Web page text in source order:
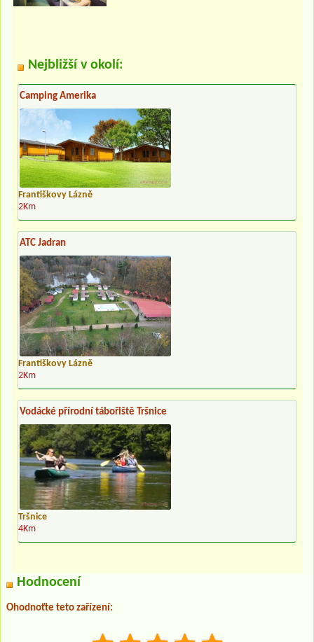
Nejbližší v okolí:
Camping Amerika
Františkovy Lázně
2Km
ATC Jadran
Františkovy Lázně
2Km
Vodácké přírodní tábořiště Tršnice
Tršnice
4Km
Hodnocení
Ohodnoťte teto zařízení: